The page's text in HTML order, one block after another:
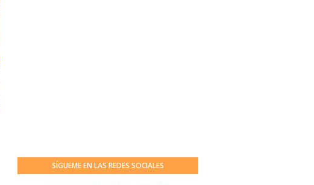
SÍGUEME EN LAS REDES SOCIALES